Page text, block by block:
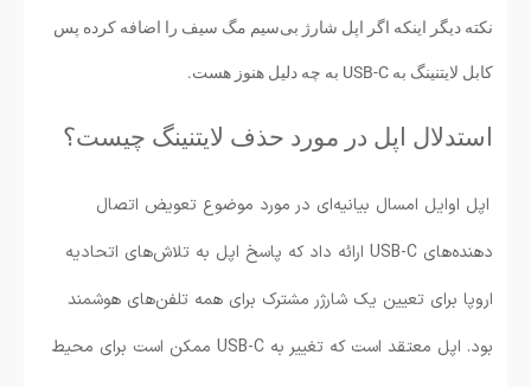
نکته دیگر اینکه اگر اپل شارژ بی‌سیم مگ سیف را اضافه کرده پس
کابل لایتنینگ به USB-C به چه دلیل هنوز هست.
استدلال اپل در مورد حذف لایتنینگ چیست؟
اپل اوایل امسال بیانیه‌ای در مورد موضوع تعویض اتصال
دهنده‌های USB-C ارائه داد که پاسخ اپل به تلاش‌های اتحادیه
اروپا برای تعیین یک شارژر مشترک برای همه تلفن‌های هوشمند
بود. اپل معتقد است که تغییر به USB-C ممکن است برای محیط